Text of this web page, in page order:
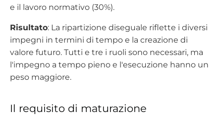
e il lavoro normativo (30%).
Risultato: La ripartizione diseguale riflette i diversi
impegni in termini di tempo e la creazione di
valore futuro. Tutti e tre i ruoli sono necessari, ma
l'impegno a tempo pieno e l'esecuzione hanno un
peso maggiore.
Il requisito di maturazione